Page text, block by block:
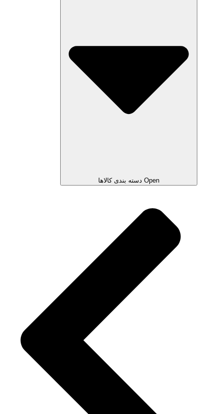
Open دسته بندی کالاها